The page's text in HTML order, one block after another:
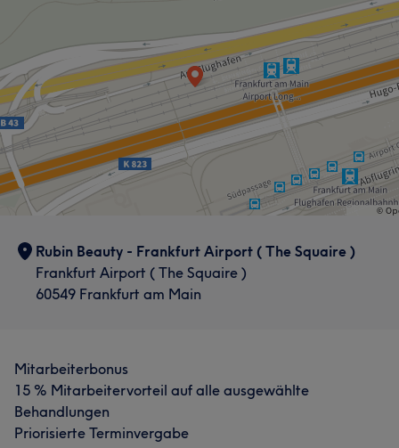
Rubin Beauty - Frankfurt Airport ( The Squaire )
Frankfurt Airport ( The Squaire )
60549 Frankfurt am Main
Mitarbeiterbonus
15 % Mitarbeitervorteil auf alle ausgewählte
Behandlungen
Priorisierte Terminvergabe